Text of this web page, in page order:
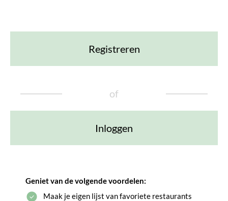
Registreren
of
Inloggen
Geniet van de volgende voordelen:
Maak je eigen lijst van favoriete restaurants